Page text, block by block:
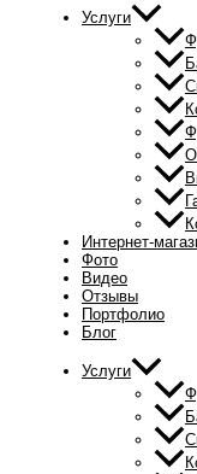
Услуги
Интернет-
Фото
Видео
Отзывы
Портфолио
Блог
Услуги